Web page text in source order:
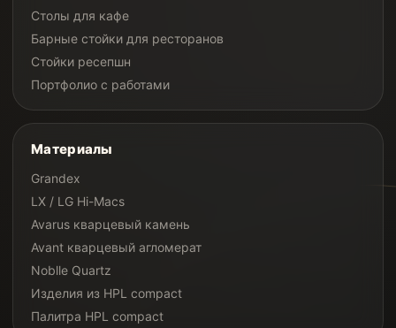
Столы для кафе
Барные стойки для ресторанов
Стойки ресепшн
Портфолио с работами
Материалы
Grandex
LX / LG Hi-Macs
Avarus кварцевый камень
Avant кварцевый агломерат
Noblle Quartz
Изделия из HPL compact
Палитра HPL compact